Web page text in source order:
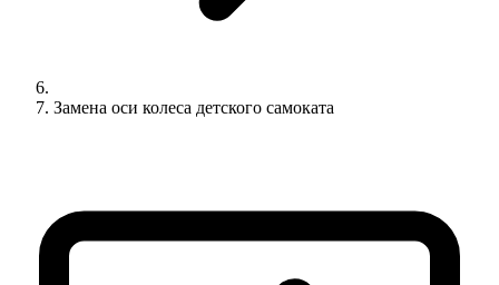
Замена оси колеса детского самоката